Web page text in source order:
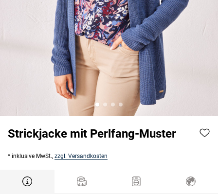
Strickjacke mit Perlfang-Muster
* inklusive MwSt., zzgl. Versandkosten